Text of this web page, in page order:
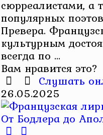
сюрреалистами, а
популярных
Превера.
культурным
всегда по ...
Вам нравится это?
Слушать
26.05.2025